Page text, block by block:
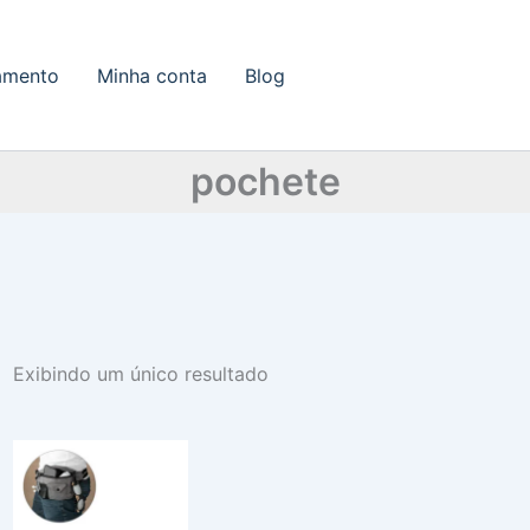
Minha conta Blog
pochete
Exibindo um único resultado